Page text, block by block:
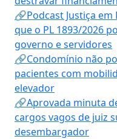
🔗Podcast Justiça em
que o PL 1893/2026
governo e servidores
🔗Condomínio não
pacientes com
elevador
🔗Aprovada minuta
cargos vagos de juiz
desembargador